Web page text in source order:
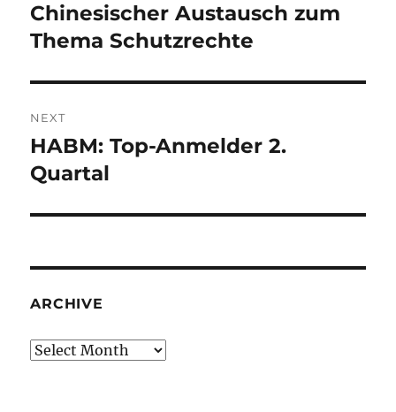
post:
Chinesischer Austausch zum
Thema Schutzrechte
NEXT
Next
post:
HABM: Top-Anmelder 2.
Quartal
ARCHIVE
Archive